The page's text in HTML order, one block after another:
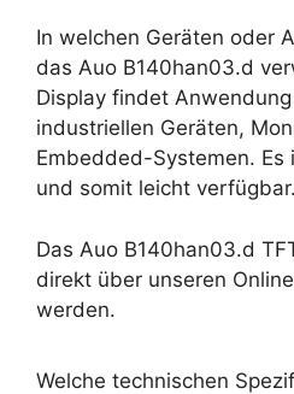
In welchen Geräten oder
das Auo B140han03.d
Display findet
industriellen Geräten,
Embedded-Systemen. Es
und somit leicht verfügbar.
Das Auo B140han03.d
direkt über unseren
werden.
Welche technischen